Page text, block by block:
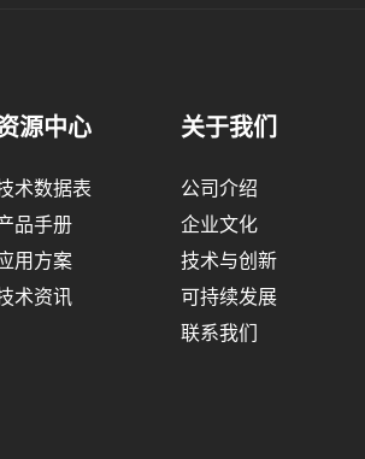
源中心
术数据表
品手册
用方案
术资讯
关于我们
公司介绍
企业文化
技术与创新
可持续发展
联系我们